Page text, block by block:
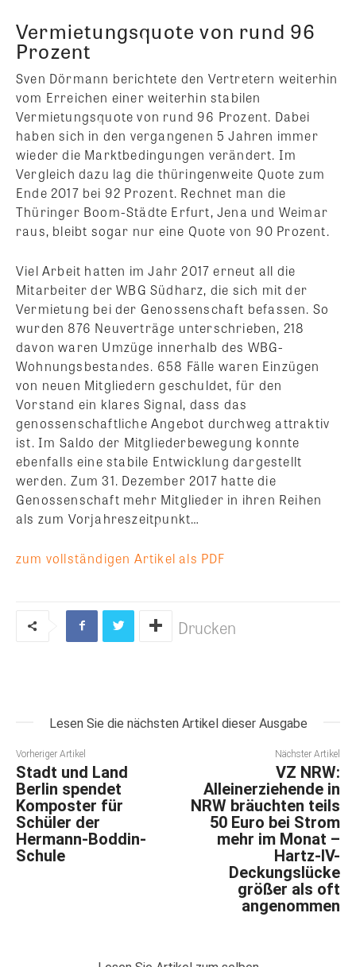
Vermietungsquote von rund 96
Prozent
Sven Dörmann berichtete den Vertretern weiterhin
vom Erreichen einer weiterhin stabilen
Vermietungsquote von rund 96 Prozent. Dabei
haben sich in den vergangenen 5 Jahren immer
wieder die Marktbedingungen verändert. Im
Vergleich dazu lag die thüringenweite Quote zum
Ende 2017 bei 92 Prozent. Rechnet man die
Thüringer Boom-Städte Erfurt, Jena und Weimar
raus, bleibt sogar nur eine Quote von 90 Prozent.
Viel Arbeit hatten im Jahr 2017 erneut all die
Mitarbeiter der WBG Südharz, die sich mit der
Vermietung bei der Genossenschaft befassen. So
wurden 876 Neuverträge unterschrieben, 218
davon waren Umzüge innerhalb des WBG-
Wohnungsbestandes. 658 Fälle waren Einzügen
von neuen Mitgliedern geschuldet, für den
Vorstand ein klares Signal, dass das
genossenschaftliche Angebot durchweg attraktiv
ist. Im Saldo der Mitgliederbewegung konnte
ebenfalls eine stabile Entwicklung dargestellt
werden. Zum 31. Dezember 2017 hatte die
Genossenschaft mehr Mitglieder in ihren Reihen
als zum Vorjahreszeitpunkt…
zum vollständigen Artikel als PDF
Drucken
Lesen Sie die nächsten Artikel dieser Ausgabe
Vorheriger Artikel
Stadt und Land
Berlin spendet
Komposter für
Schüler der
Hermann-Boddin-
Schule
Nächster Artikel
VZ NRW:
Alleinerziehende in
NRW bräuchten teils
50 Euro bei Strom
mehr im Monat –
Hartz-IV-
Deckungslücke
größer als oft
angenommen